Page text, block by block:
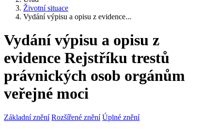
Životní situace
Vydání výpisu a opisu z evidence...
Vydání výpisu a opisu z
evidence Rejstříku trestů
právnických osob orgánům
veřejné moci
Základní znění Rozšířené znění Úplné znění